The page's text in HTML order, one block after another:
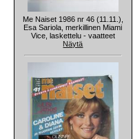
Me Naiset 1986 nr 46 (11.11.),
Esa Sariola, merkillinen Miami
Vice, laskettelu - vaatteet
Näytä